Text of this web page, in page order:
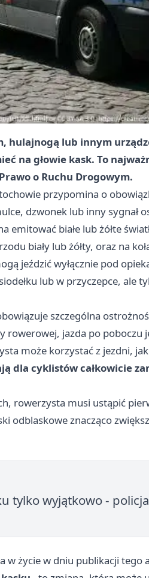
hulajnogą lub innym
na głowie kask. To
o Ruchu Drogowym.
przypomina o
dzwonek lub inny sygnał
emitować białe lub żółte
biały lub żółty, oraz na
jeździć wyłącznie pod
lub w przyczepce, ale
szczególna
rowerowej, jazda po poboczu
może korzystać z jezdni,
dla cyklistów całkowicie
rowerzysta musi ustąpić
odblaskowe znacząco
tylko wyjątkowo -
w życie w dniu publikacji tego